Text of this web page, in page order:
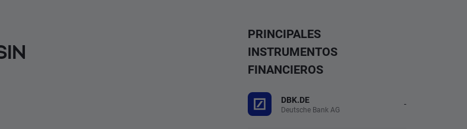
PRINCIPALES
INSTRUMENTOS
FINANCIEROS
DBK.DE
Deutsche Bank AG -